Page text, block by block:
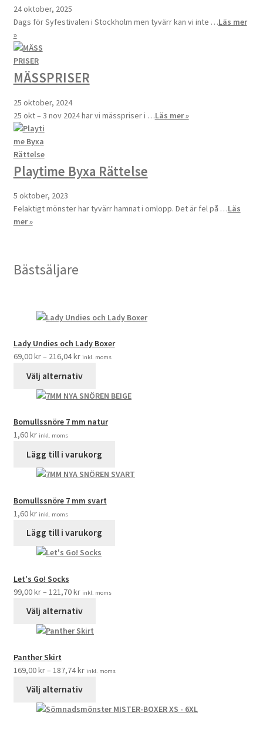
24 oktober, 2025
Dags för Syfestivalen i Stockholm men tyvärr kan vi inte …Läs mer
»
MÄSSPRISER
25 oktober, 2024
25 okt – 3 nov 2024 har vi mässpriser i …Läs mer »
Playtime Byxa Rättelse
5 oktober, 2023
Felaktigt mönster har tyvärr hamnat i omlopp. Det är fel på …Läs
mer »
Bästsäljare
Lady Undies och Lady Boxer
69,00kr– 216,04kr inkl. moms
Välj alternativ
Bomullssnöre 7 mm natur
1,60kr inkl. moms
Lägg till i varukorg
Bomullssnöre 7 mm svart
1,60kr inkl. moms
Lägg till i varukorg
Let's Go! Socks
99,00kr– 121,70kr inkl. moms
Välj alternativ
Panther Skirt
169,00kr– 187,74kr inkl. moms
Välj alternativ